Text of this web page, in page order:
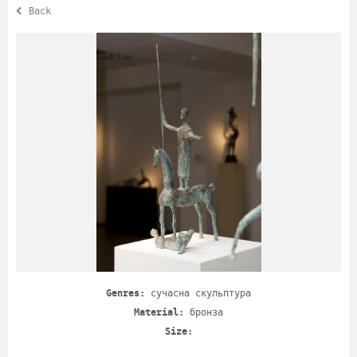
Back
Genres: сучасна скульптура
Material: бронза
Size: